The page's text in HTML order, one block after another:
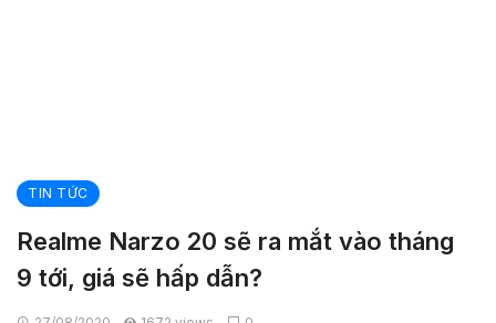
TIN TỨC
Realme Narzo 20 sẽ ra mắt vào tháng
9 tới, giá sẽ hấp dẫn?